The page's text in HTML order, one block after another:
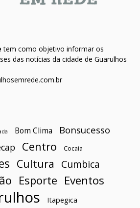
tem como objetivo informar os
das notícias da cidade de Guarulhos
Bom Clima Bonsucesso
Centro Cocaia
Cultura Cumbica
Esporte Eventos
Itapegica